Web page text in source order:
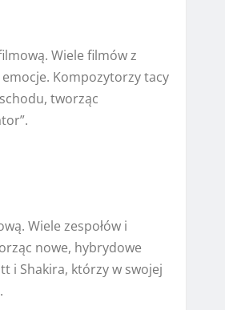
Wiele filmów z
Kompozytorzy tacy
tworząc
Wiele zespołów i
nowe, hybrydowe
i Shakira, którzy w swojej